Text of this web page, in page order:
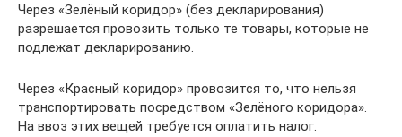
Через «Зелёный коридор» (без декларирования)
разрешается провозить только те товары, которые не
подлежат декларированию.
Через «Красный коридор» провозится то, что нельзя
транспортировать посредством «Зелёного коридора».
На ввоз этих вещей требуется оплатить налог.